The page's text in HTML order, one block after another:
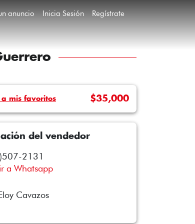
anuncio Inicia Sesión Regístrate
mis favoritos $35,000
del vendedor
2131
a Whatsapp
Cavazos